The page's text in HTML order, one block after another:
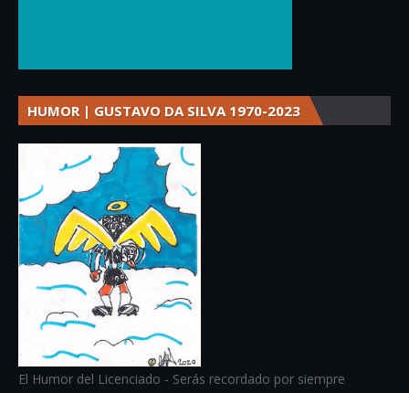
HUMOR | GUSTAVO DA SILVA 1970-2023
El Humor del Licenciado - Serás recordado por siempre